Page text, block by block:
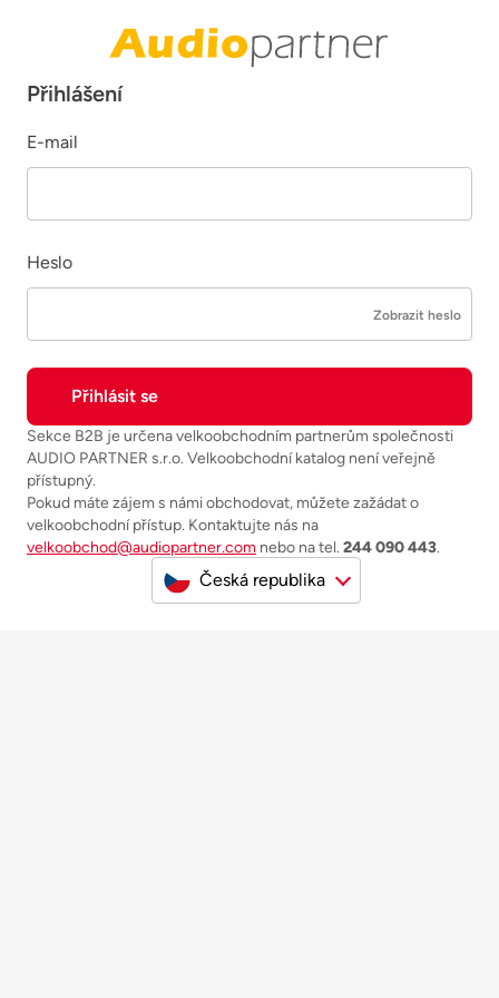
Přihlášení
E-mail
Heslo
Zobrazit heslo
Sekce B2B je určena velkoobchodním partnerům společnosti
AUDIO PARTNER s.r.o. Velkoobchodní katalog není veřejně
přístupný.
Pokud máte zájem s námi obchodovat, můžete zažádat o
velkoobchodní přístup. Kontaktujte nás na
velkoobchod@audiopartner.com nebo na tel. 244 090 443.
Česká republika